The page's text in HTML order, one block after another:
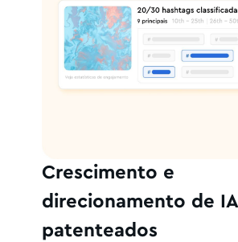
Crescimento e
direcionamento de IA
patenteados